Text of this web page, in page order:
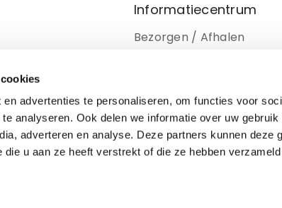
advertenties te personaliseren, om functies voor
analyseren. Ook delen we informatie over uw
adverteren en analyse. Deze partners kunnen deze
u aan ze heeft verstrekt of die ze hebben
Informatiecentrum
Bezorgen / Afhalen
Disclaimer
Cookiebeleid